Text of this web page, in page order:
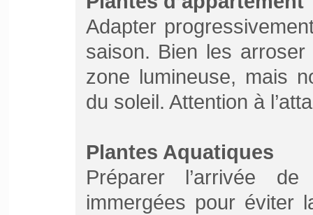
Adapter
saison. Bien les
zone lumineuse, mais
du soleil. Attention à
Plantes Aquatiques
Préparer l’arrivée
immergées pour éviter